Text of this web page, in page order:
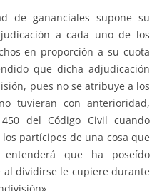
de gananciales supone su
a cada uno de los
en proporción a su cuota
que dicha adjudicación
pues no se atribuye a los
tuvieran con anterioridad,
del Código Civil cuando
partícipes de una cosa que
que ha poseído
dividirse le cupiere durante